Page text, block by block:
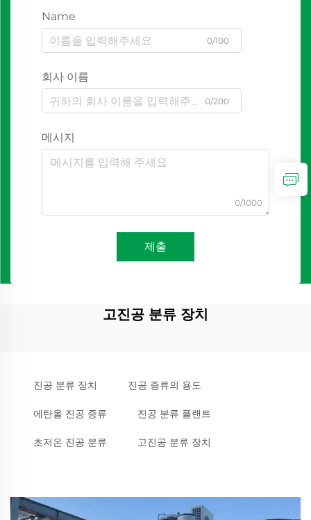
Name
0/100
회사 이름
0/200
메시지
0/1000
제출
고진공 분류 장치
진공 분류 장치 진공 증류의 용도
에탄올 진공 증류 진공 분류 플랜트
초저온 진공 분류 고진공 분류 장치